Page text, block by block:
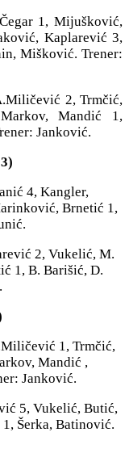
1, Mijušković,
Kaplarević 3,
Mišković. Trener:
2, Trmčić,
Mandić 1,
Janković.
4, Kangler,
Brnetić 1,
2, Vukelić, M.
1, B. Barišić, D.
1, Trmčić,
Mandić ,
Janković.
5, Vukelić, Butić,
Šerka, Batinović.